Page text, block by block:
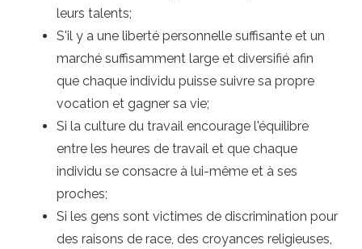
leurs talents;
S'il y a une liberté personnelle suffisante et un
marché suffisamment large et diversifié afin
que chaque individu puisse suivre sa propre
vocation et gagner sa vie;
Si la culture du travail encourage l'équilibre
entre les heures de travail et que chaque
individu se consacre à lui-même et à ses
proches;
Si les gens sont victimes de discrimination pour
des raisons de race, des croyances religieuses,